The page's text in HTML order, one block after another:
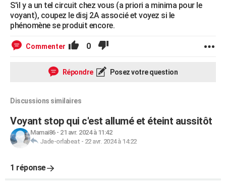
S'il y a un tel circuit chez vous (a priori a minima pour le
voyant), coupez le disj 2A associé et voyez si le
phénomène se produit encore.
Commenter 0
Répondre Posez votre question
Discussions similaires
Voyant stop qui c'est allumé et éteint aussitôt
Mamai86- 21 avr. 2024 à 11:42
Jade-orlabeat - 22 avr. 2024 à 14:22
1 réponse